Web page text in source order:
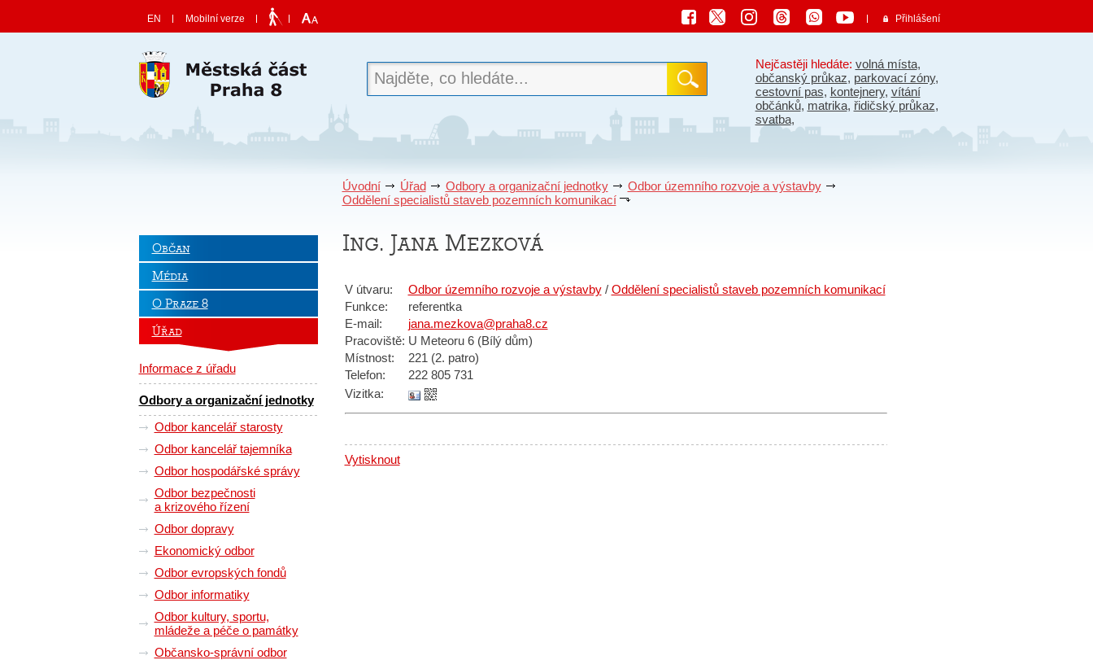
EN Mobilní verze Přihlášení
Nejčastěji hledáte: volná místa,
občanský průkaz, parkovací zóny,
cestovní pas, kontejnery, vítání
občánků, matrika, řidičský průkaz,
svatba,
Úvodní Úřad Odbory a organizační jednotky
Odbor územního rozvoje a výstavby
Oddělení specialistů staveb pozemních komunikací
Občan
Média
O Praze 8
Úřad
Informace z úřadu
Odbory a organizační jednotky
Odbor kancelář starosty
Odbor kancelář tajemníka
Odbor hospodářské správy
Odbor bezpečnosti
a krizového řízení
Odbor dopravy
Ekonomický odbor
Odbor evropských fondů
Odbor informatiky
Odbor kultury, sportu,
mládeže a péče o památky
Občansko-správní odbor
Ing. Jana Mezková
V útvaru: Odbor územního rozvoje a výstavby/ Oddělení specialistů staveb pozemních komunikací
Funkce:
referentka
E-mail:
jana.mezkova@praha8.cz
Pracoviště: U Meteoru 6 (Bílý dům)
Místnost:
221 (2. patro)
Telefon:
222 805 731
Vizitka:
Vytisknout